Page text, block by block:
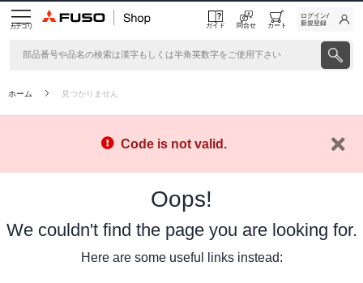
カテゴリ ガイド 問合せ カート
ログイン/
新規登録
ホーム 見つかりません
Code is not valid.
Oops!
We couldn't find the page you are looking for.
Here are some useful links instead: